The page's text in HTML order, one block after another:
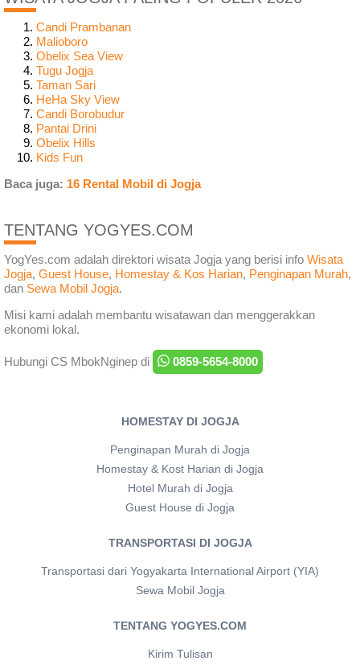
Candi Prambanan
Malioboro
Obelix Sea View
Tugu Jogja
Taman Sari
HeHa Sky View
Candi Borobudur
Pantai Drini
Obelix Hills
Kids Fun
Baca juga: 16 Rental Mobil di Jogja
TENTANG YOGYES.COM
YogYes.com adalah direktori wisata Jogja yang berisi info Wisata
Jogja, Guest House, Homestay & Kos Harian, Penginapan Murah,
dan Sewa Mobil Jogja.
Misi kami adalah membantu wisatawan dan menggerakkan
ekonomi lokal.
Hubungi CS MbokNginep di 0859-5654-8000
HOMESTAY DI JOGJA
Penginapan Murah di Jogja
Homestay & Kost Harian di Jogja
Hotel Murah di Jogja
Guest House di Jogja
TRANSPORTASI DI JOGJA
Transportasi dari Yogyakarta International Airport (YIA)
Sewa Mobil Jogja
TENTANG YOGYES.COM
Kirim Tulisan